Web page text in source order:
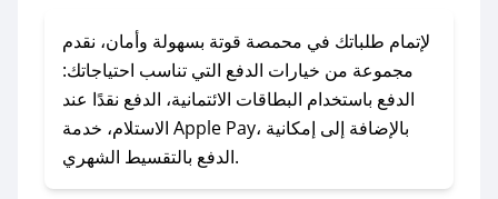
لا تقلق! يمكنك التواصل مع فريق دعم صحصح عبر
الرسائل الخاصة على تويتر أو البريد الإلكتروني،
وسنقوم بحل المشكلة في أسرع وقت ممكن.
### ماذا أفعل إذا لم أجد كود خصم لمتجري
المفضل؟
لإتمام طلباتك في محمصة قوتة بسهولة وأمان، نقدم
مجموعة من خيارات الدفع التي تناسب احتياجاتك:
الدفع باستخدام البطاقات الائتمانية، الدفع نقدًا عند
الاستلام، خدمة Apple Pay، بالإضافة إلى إمكانية
الدفع بالتقسيط الشهري.